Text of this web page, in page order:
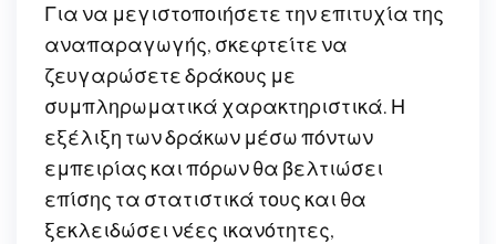
Για να μεγιστοποιήσετε την επιτυχία της
αναπαραγωγής, σκεφτείτε να
ζευγαρώσετε δράκους με
συμπληρωματικά χαρακτηριστικά. Η
εξέλιξη των δράκων μέσω πόντων
εμπειρίας και πόρων θα βελτιώσει
επίσης τα στατιστικά τους και θα
ξεκλειδώσει νέες ικανότητες,